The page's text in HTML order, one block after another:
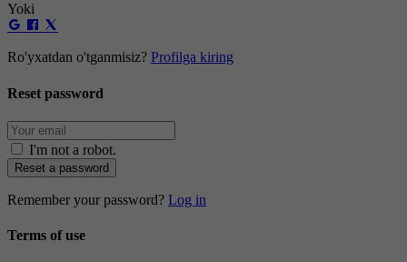
Yoki
Ro'yxatdan o'tganmisiz? Profilga kiring
Reset password
I'm not a robot.
Reset a password
Remember your password? Log in
Terms of use